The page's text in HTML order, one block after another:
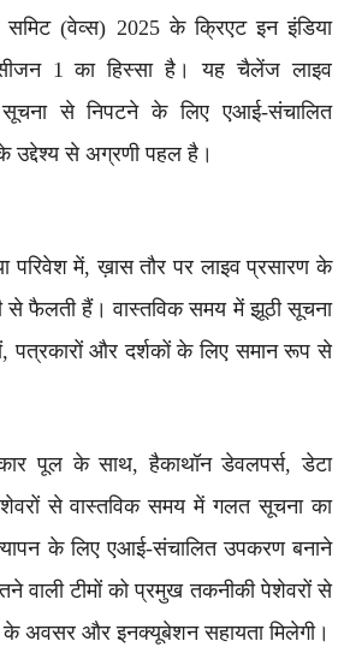
(वेव्स) 2025 के क्रिएट इन इंडिया
1 का हिस्सा है। यह चैलेंज लाइव
सूचना से निपटने के लिए एआई-संचालित
उद्देश्य से अग्रणी पहल है।
परिवेश में, ख़ास तौर पर लाइव प्रसारण के
से फैलती हैं। वास्तविक समय में झूठी सूचना
पत्रकारों और दर्शकों के लिए समान रूप से
पूल के साथ, हैकाथॉन डेवलपर्स, डेटा
पेशेवरों से वास्तविक समय में गलत सूचना का
के लिए एआई-संचालित उपकरण बनाने
वाली टीमों को प्रमुख तकनीकी पेशेवरों से
अवसर और इनक्यूबेशन सहायता मिलेगी।